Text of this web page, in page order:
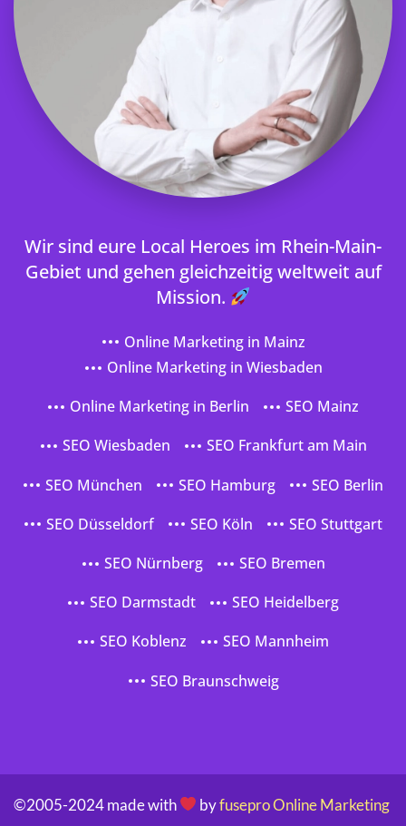
Wir sind eure Local Heroes im Rhein-Main-
Gebiet und gehen gleichzeitig weltweit auf
Mission.
Online Marketing in Mainz
Online Marketing in Wiesbaden
Online Marketing in Berlin
SEO Mainz
SEO Wiesbaden
SEO Frankfurt am Main
SEO München
SEO Hamburg
SEO Berlin
SEO Düsseldorf
SEO Köln
SEO Stuttgart
SEO Nürnberg
SEO Bremen
SEO Darmstadt
SEO Heidelberg
SEO Koblenz
SEO Mannheim
SEO Braunschweig
©2005-2024 made with byfusepro Online Marketing